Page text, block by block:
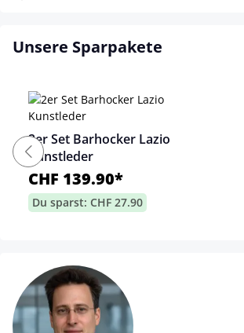
Unsere Sparpakete
2er Set Barhocker Lazio
Kunstleder
CHF 139.90*
Du sparst: CHF 27.90